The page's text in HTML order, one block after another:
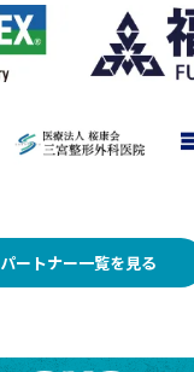
パートナー一覧を見る